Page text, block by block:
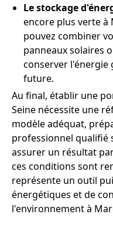
Le stockage
encore plus verte à
pouvez combiner
panneaux solaires
conserver l'énergie
future.
Au final, établir une
Seine nécessite une
modèle adéquat,
professionnel qualifié
assurer un résultat
ces conditions sont
représente un outil
énergétiques et de
l'environnement à